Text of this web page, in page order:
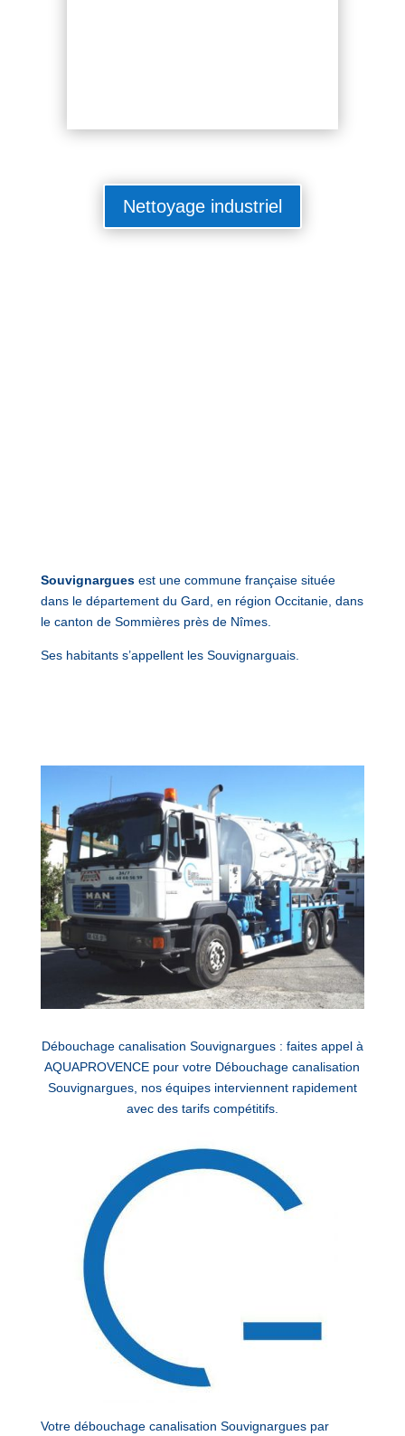
Nettoyage industriel
Souvignarguesest une commune française située
dans le département du Gard, en région Occitanie, dans
le canton de Sommières près de Nîmes.
Ses habitants s’appellent les Souvignarguais.
Débouchage canalisation Souvignargues : faites appel à
AQUAPROVENCE pour votre Débouchage canalisation
Souvignargues, nos équipes interviennent rapidement
avec des tarifs compétitifs.
Votre débouchage canalisation Souvignargues par